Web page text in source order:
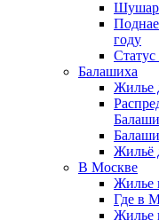
году
Балашиха
Жилье
Жильё
В Москве
Жилье
Где в
Жилье